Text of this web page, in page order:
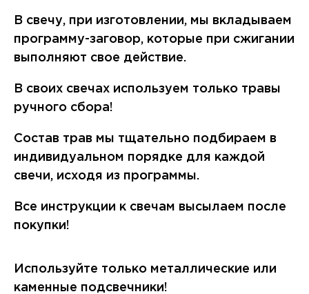
В свечу, при изготовлении, мы вкладываем
программу-заговор, которые при сжигании
выполняют свое действие.
В своих свечах используем только травы
ручного сбора!
Состав трав мы тщательно подбираем в
индивидуальном порядке для каждой
свечи, исходя из программы.
Все инструкции к свечам высылаем после
покупки!
Используйте только металлические или
каменные подсвечники!